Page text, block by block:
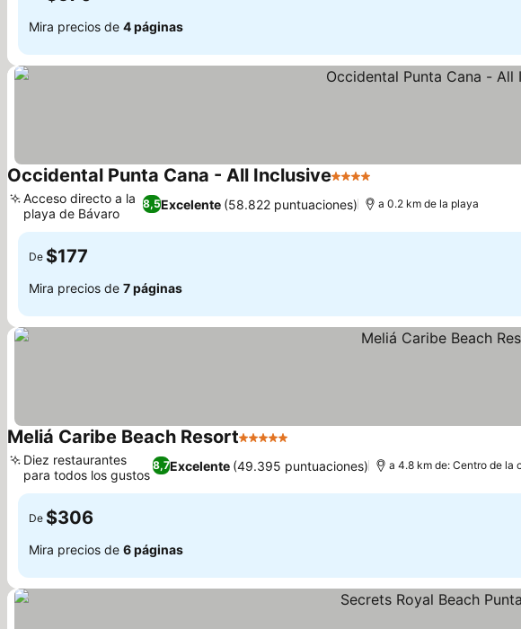
Mira precios de 4 páginas
Occidental Punta Cana - All Inclusive4 Estrellas
8,5Excelente (58.822 puntuaciones)
Acceso directo a la
playa de Bávaro
a 0.2 km de la playa
De $177
Mira precios de 7 páginas
Meliá Caribe Beach Resort5 Estrellas
8,7Excelente (49.395 puntuaciones)
Diez restaurantes
para todos los gustos
a 4.8 km de: Centro de la
De $306
Mira precios de 6 páginas